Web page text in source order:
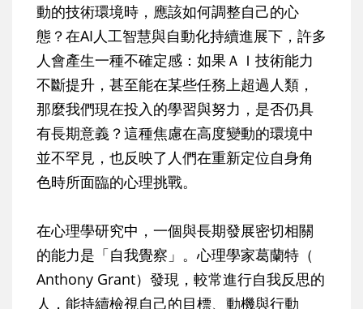
動的技術環境時，應該如何調整自己的心
態？在AI人工智慧與自動化持續進展下，許多
人會產生一種不確定感：如果ＡＩ技術能力
不斷提升，甚至能在某些任務上超過人類，
那麼我們現在投入的學習與努力，是否仍具
有長期意義？這種焦慮在高度變動的環境中
並不罕見，也反映了人們在重新定位自身角
色時所面臨的心理挑戰。
在心理學研究中，一個與長期發展密切相關
的能力是「自我覺察」。心理學家葛蘭特（
Anthony Grant）發現，較常進行自我反思的
人，能持續檢視自己的目標、動機與行動